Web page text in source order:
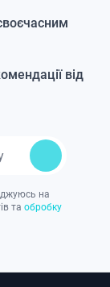
від
на
та обробку